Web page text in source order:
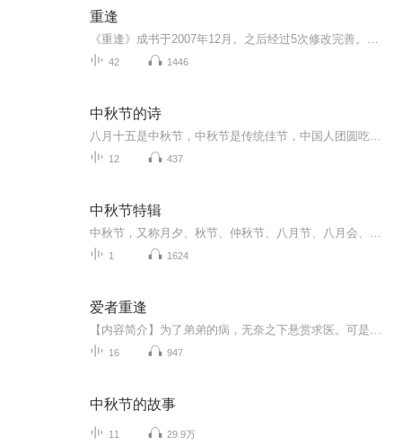
重逢
42 1446
中秋节的诗
12 437
中秋节特辑
1 1624
爱者重逢
16 947
中秋节的故事
11 29.9万